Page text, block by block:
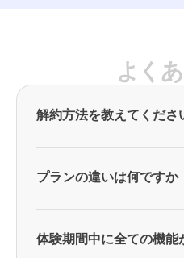
よ く あ
解約方法を教えてくださ
ロフィール (右上) > 設
7日間の無料体験が終了
プランの違いは何ですか
機能の利用範囲にありま
体験期間中に全ての機能